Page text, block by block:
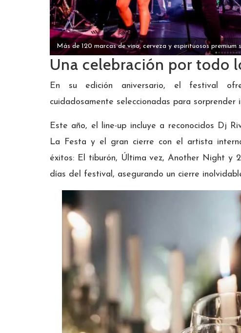
Más de 120 marcas de vino, cerveza y espirituosos premium
Una celebración por todo
En su edición aniversario, el festival
cuidadosamente seleccionadas para sorprender
Este año, el line-up incluye a reconocidos Dj
La Festa y el gran cierre con el artista
éxitos: El tiburón, Última vez, Another Night y
días del festival, asegurando un cierre